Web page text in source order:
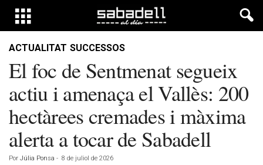
ACTUALITAT SUCCESSOS
El foc de Sentmenat segueix
actiu i amenaça el Vallès: 200
hectàrees cremades i màxima
alerta a tocar de Sabadell
Por Júlia Ponsa - 8 de juliol de 2026